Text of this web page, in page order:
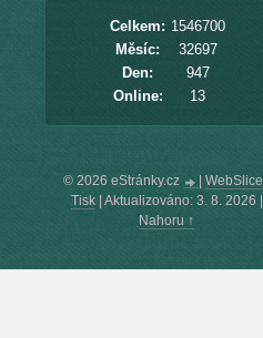
Online: 13
Celkem: 1546700
Měsíc:
32697
Den:
947
© 2026 eStránky.cz WebSlice
Tisk| Aktualizováno: 3. 8. 2026
Nahoru ↑